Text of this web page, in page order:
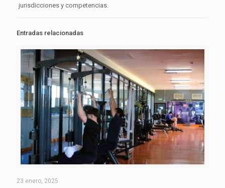
jurisdicciones y competencias.
Entradas relacionadas
23 enero, 2025